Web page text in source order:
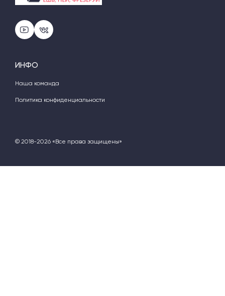
ИНФО
Наша команда
Политика конфиденциальности
© 2018-2026 «Все права защищены»